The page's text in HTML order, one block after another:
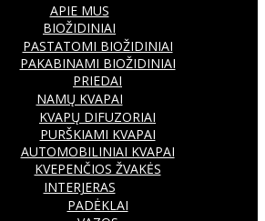
APIE MUS
BIOŽIDINIAI
PASTATOMI BIOŽIDINIAI
PAKABINAMI BIOŽIDINIAI
PRIEDAI
NAMŲ KVAPAI
KVAPŲ DIFUZORIAI
PURŠKIAMI KVAPAI
AUTOMOBILINIAI KVAPAI
KVEPENČIOS ŽVAKĖS
INTERJERAS
PADĖKLAI